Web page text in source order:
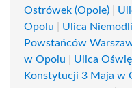
Ostrówek (Opole)
Opolu
Ulica
Powstańców
w Opolu
Ulica
Konstytucji 3 Maja w